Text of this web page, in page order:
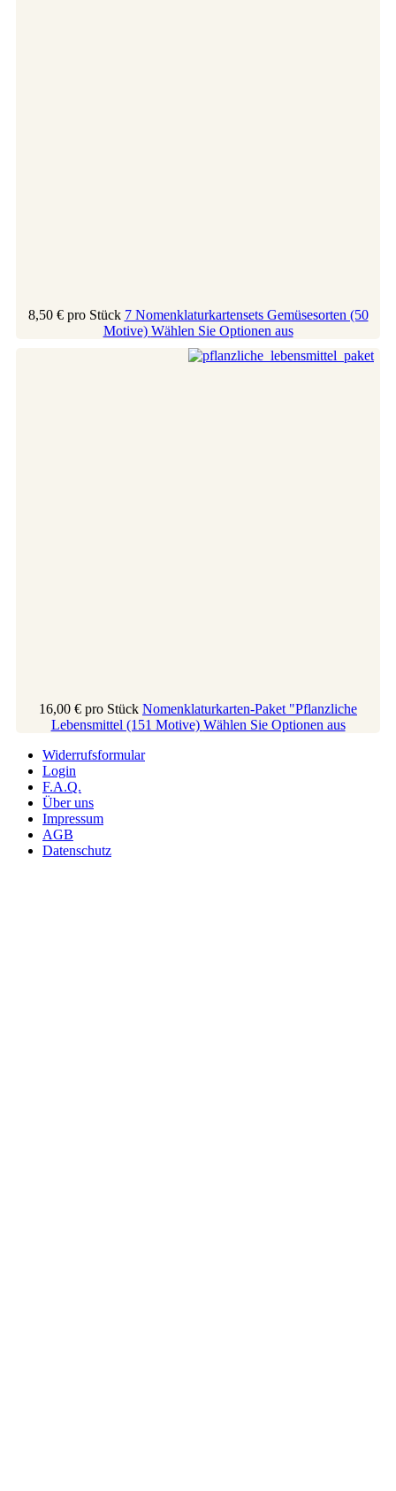
8,50 € pro Stück 7 Nomenklaturkartensets Gemüsesorten (50
Motive) Wählen Sie Optionen aus
16,00 € pro Stück Nomenklaturkarten-Paket "Pflanzliche
Lebensmittel (151 Motive) Wählen Sie Optionen aus
Widerrufsformular
Login
F.A.Q.
Über uns
Impressum
AGB
Datenschutz